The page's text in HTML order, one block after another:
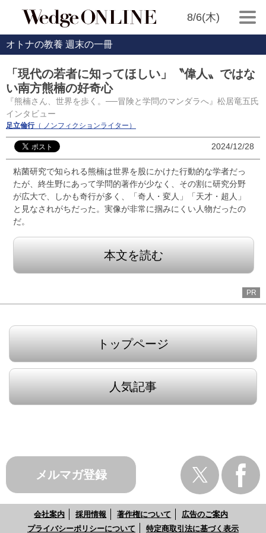
8/6(木)
オトナの教養 週末の一冊
「現代の若者に知ってほしい」〝偉人〟ではな
い南方熊楠の好奇心
『熊楠さん、世界を歩く。──冒険と学問のマンダラへ』松居竜五氏
インタビュー
足立倫行（ ノンフィクションライター）
2024/12/28
粘菌研究で知られる熊楠は世界を股にかけた行動的な学者だっ
たが、終生野にあって学問的著作が少なく、その割に研究分野
が広大で、しかも奇行が多く、「奇人・変人」「天才・超人」
と見なされがちだった。実像が非常に掴みにくい人物だったの
だ。
本文を読む
PR
トップページ
人気記事
メルマガ登録
会社案内 採用情報 著作権について
広告のご案内
プライバシーポリシーについて
特定商取引法に基づく表示